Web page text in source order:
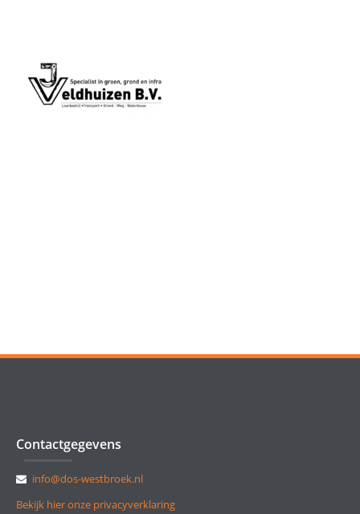
Contactgegevens
info@dos-westbroek.nl
Bekijk hier onze privacyverklaring